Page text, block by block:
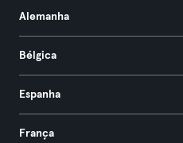
Alemanha
Bélgica
Espanha
França